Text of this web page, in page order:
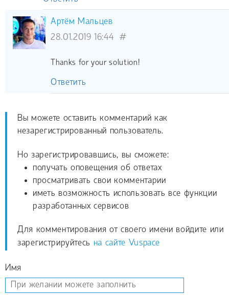
Артём Мальцев
28.01.2019 16:44
#
Thanks for your solution!
Ответить
Вы можете оставить комментарий как
незарегистрированный пользователь.
Но зарегистрировавшись, вы сможете:
получать оповещения об ответах
просматривать свои комментарии
иметь возможность использовать все функции
разработанных сервисов
Для комментирования от своего имени войдите или
зарегистрируйтесь на сайте Vuspace
Имя